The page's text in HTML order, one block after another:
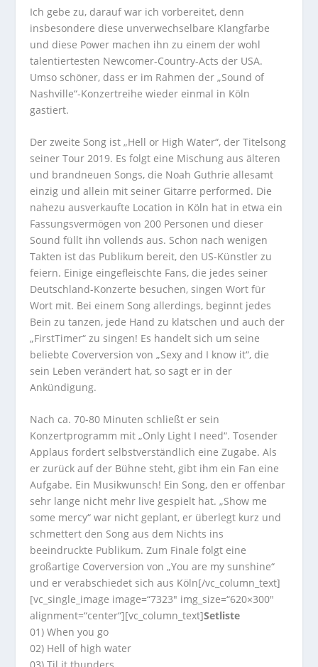
Ich gebe zu, darauf war ich vorbereitet, denn
insbesondere diese unverwechselbare Klangfarbe
und diese Power machen ihn zu einem der wohl
talentiertesten Newcomer-Country-Acts der USA.
Umso schöner, dass er im Rahmen der „Sound of
Nashville“-Konzertreihe wieder einmal in Köln
gastiert.
Der zweite Song ist „Hell or High Water“, der Titelsong
seiner Tour 2019. Es folgt eine Mischung aus älteren
und brandneuen Songs, die Noah Guthrie allesamt
einzig und allein mit seiner Gitarre performed. Die
nahezu ausverkaufte Location in Köln hat in etwa ein
Fassungsvermögen von 200 Personen und dieser
Sound füllt ihn vollends aus. Schon nach wenigen
Takten ist das Publikum bereit, den US-Künstler zu
feiern. Einige eingefleischte Fans, die jedes seiner
Deutschland-Konzerte besuchen, singen Wort für
Wort mit. Bei einem Song allerdings, beginnt jedes
Bein zu tanzen, jede Hand zu klatschen und auch der
„FirstTimer“ zu singen! Es handelt sich um seine
beliebte Coverversion von „Sexy and I know it“, die
sein Leben verändert hat, so sagt er in der
Ankündigung.
Nach ca. 70-80 Minuten schließt er sein
Konzertprogramm mit „Only Light I need“. Tosender
Applaus fordert selbstverständlich eine Zugabe. Als
er zurück auf der Bühne steht, gibt ihm ein Fan eine
Aufgabe. Ein Musikwunsch! Ein Song, den er offenbar
sehr lange nicht mehr live gespielt hat. „Show me
some mercy“ war nicht geplant, er überlegt kurz und
schmettert den Song aus dem Nichts ins
beeindruckte Publikum. Zum Finale folgt eine
großartige Coverversion von „You are my sunshine“
und er verabschiedet sich aus Köln[/vc_column_text]
[vc_single_image image=“7323″ img_size=“620×300″
alignment=“center“][vc_column_text]Setliste
01) When you go
02) Hell of high water